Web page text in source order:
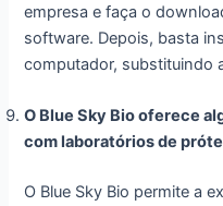
empresa e faça o
software. Depois, basta
computador, substituindo
O Blue Sky Bio oferece
com laboratórios de
O Blue Sky Bio permite a